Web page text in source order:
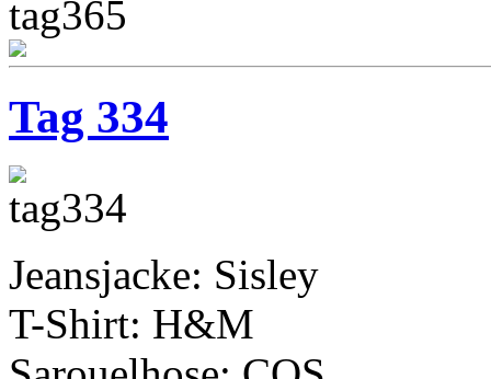
Tag 334
Jeansjacke: Sisley
T-Shirt: H&M